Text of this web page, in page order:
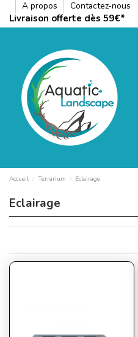
A propos Contactez-nous
Livraison offerte dès 59€*
Accueil Terrarium Eclairage
Eclairage